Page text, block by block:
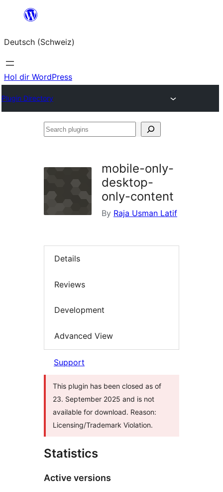
springen
Deutsch (Schweiz)
Hol dir WordPress
Plugin Directory
Search
mobile-only-
desktop-
only-content
By Raja Usman Latif
Details
Reviews
Development
Advanced View
Support
This plugin has been closed as of
23. September 2025 and is not
available for download. Reason:
Licensing/Trademark Violation.
Statistics
Active versions